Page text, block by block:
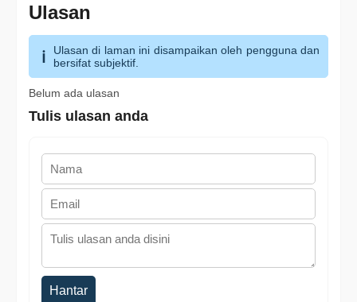
Ulasan
Ulasan di laman ini disampaikan oleh pengguna dan
bersifat subjektif.
Belum ada ulasan
Tulis ulasan anda
Hantar